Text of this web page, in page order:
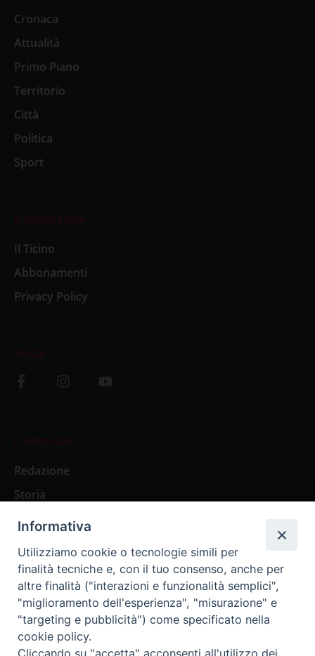
Cronaca
Attualità
Primo Piano
Territorio
Città
Politica
Sport
Il settimanale
Il Ticino
Abbonamenti
Privacy Policy
Social
L’editoriale
Redazione
Storia
Abbonamenti
Abbonamento Annuale Digitale
Abbonamento Annuale Cartaceo
Abbonamento Singola Copia Digitale
Informativa
Utilizziamo cookie o tecnologie simili per
finalità tecniche e, con il tuo consenso, anche per
altre finalità ("interazioni e funzionalità semplici",
"miglioramento dell'esperienza", "misurazione" e
"targeting e pubblicità") come specificato nella
cookie policy.